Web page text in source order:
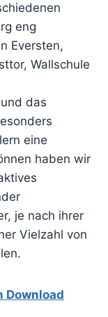
eng
Eversten,
Wallschule
das
eine
haben wir
je nach ihrer
Vielzahl von
Download